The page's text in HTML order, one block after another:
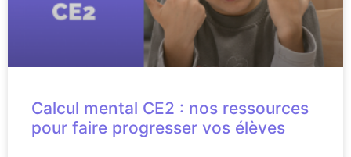
Calcul mental CE2 : nos ressources
pour faire progresser vos élèves